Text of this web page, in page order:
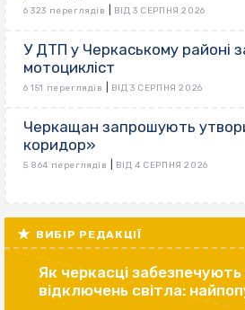
6 323 переглядів ВІД 3 СЕРПНЯ 2026
У ДТП у Черкаському районі
мотоцикліст
6 151 переглядів ВІД 3 СЕРПНЯ 2026
Черкащан запрошують
коридор»
5 864 переглядів ВІД 4 СЕРПНЯ 2026
ВИБІР РЕДАКЦІЇ
Як черкасці забезпечують
відключень світла: